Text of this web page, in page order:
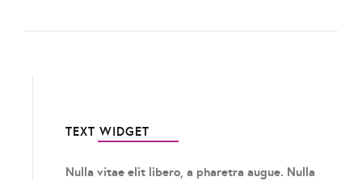
TEXT WIDGET
Nulla vitae elit libero, a pharetra augue. Nulla